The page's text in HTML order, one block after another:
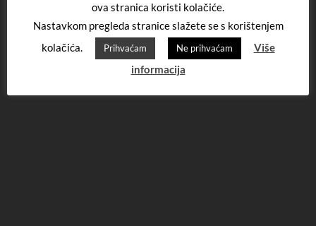
ova stranica koristi kolačiće.
Nastavkom pregleda stranice slažete se s korištenjem
kolačića.
Prihvaćam Ne prihvaćam
Više
informacija